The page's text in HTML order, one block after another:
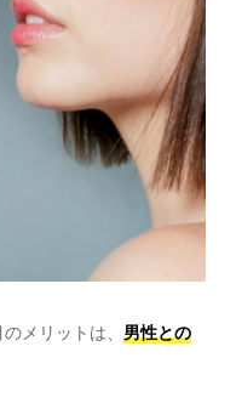
メリットは、 男性との